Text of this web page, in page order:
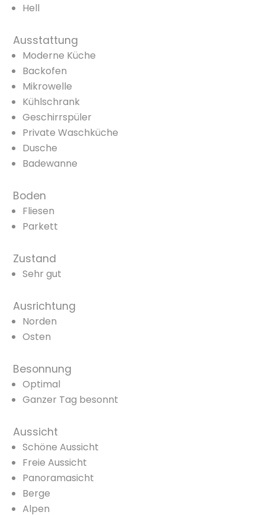
Hell
Ausstattung
Moderne Küche
Backofen
Mikrowelle
Kühlschrank
Geschirrspüler
Private Waschküche
Dusche
Badewanne
Boden
Fliesen
Parkett
Zustand
Sehr gut
Ausrichtung
Norden
Osten
Besonnung
Optimal
Ganzer Tag besonnt
Aussicht
Schöne Aussicht
Freie Aussicht
Panoramasicht
Berge
Alpen